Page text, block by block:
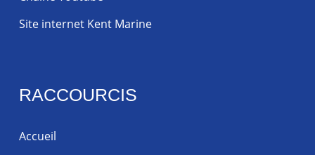
Site internet Kent Marine
RACCOURCIS
Accueil